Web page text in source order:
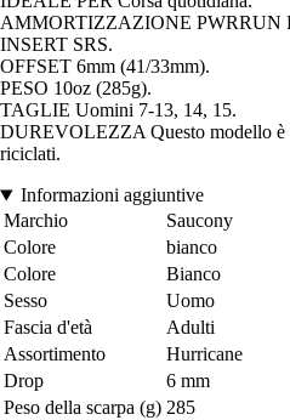
AMMORTIZZAZIONE PWRRUN
INSERT SRS.
OFFSET 6mm (41/33mm).
PESO 10oz (285g).
TAGLIE Uomini 7-13, 14, 15.
DUREVOLEZZA Questo modello è
riciclati.
Informazioni aggiuntive
Marchio
Saucony
Colore
bianco
Colore
Bianco
Sesso
Uomo
Fascia d'età
Adulti
Assortimento
Hurricane
Drop
6 mm
Peso della scarpa (g) 285